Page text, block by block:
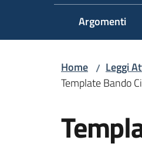
Argomenti
Home / Leggi
Template Bando